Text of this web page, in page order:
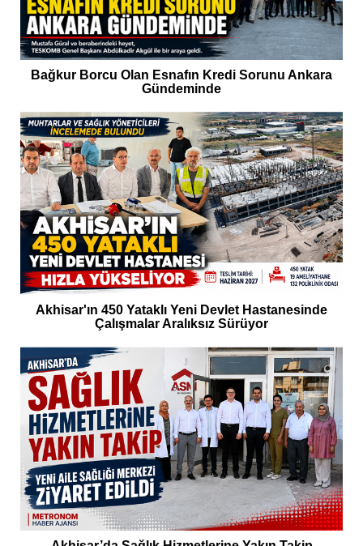
Bağkur Borcu Olan Esnafın Kredi Sorunu Ankara
Gündeminde
Akhisar'ın 450 Yataklı Yeni Devlet Hastanesinde
Çalışmalar Aralıksız Sürüyor